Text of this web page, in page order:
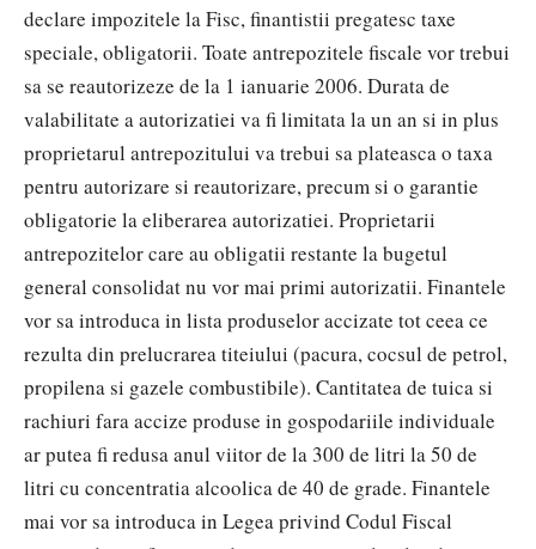
declare impozitele la Fisc, finantistii pregatesc taxe
speciale, obligatorii. Toate antrepozitele fiscale vor trebui
sa se reautorizeze de la 1 ianuarie 2006. Durata de
valabilitate a autorizatiei va fi limitata la un an si in plus
proprietarul antrepozitului va trebui sa plateasca o taxa
pentru autorizare si reautorizare, precum si o garantie
obligatorie la eliberarea autorizatiei. Proprietarii
antrepozitelor care au obligatii restante la bugetul
general consolidat nu vor mai primi autorizatii. Finantele
vor sa introduca in lista produselor accizate tot ceea ce
rezulta din prelucrarea titeiului (pacura, cocsul de petrol,
propilena si gazele combustibile). Cantitatea de tuica si
rachiuri fara accize produse in gospodariile individuale
ar putea fi redusa anul viitor de la 300 de litri la 50 de
litri cu concentratia alcoolica de 40 de grade. Finantele
mai vor sa introduca in Legea privind Codul Fiscal